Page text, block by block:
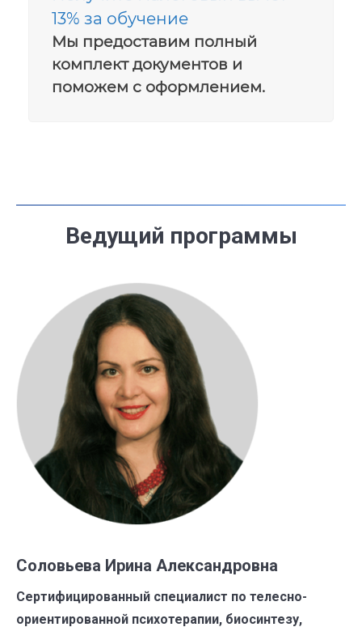
13% за обучение
Мы предоставим полный
комплект документов и
поможем с оформлением.
Ведущий программы
Соловьева Ирина Александровна
Сертифицированный специалист по телесно-
ориентированной психотерапии, биосинтезу,